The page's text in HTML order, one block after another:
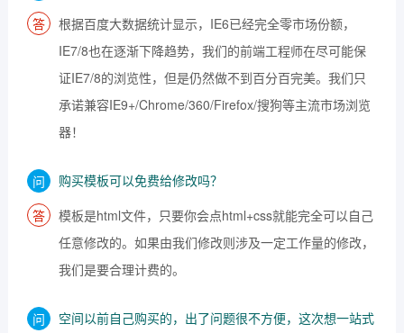
根据百度大数据统计显示，IE6已经完全零市场份额，
IE7/8也在逐渐下降趋势，我们的前端工程师在尽可能保
证IE7/8的浏览性，但是仍然做不到百分百完美。我们只
承诺兼容IE9+/Chrome/360/Firefox/搜狗等主流市场浏览
器！
购买模板可以免费给修改吗？
模板是html文件，只要你会点html+css就能完全可以自己
任意修改的。如果由我们修改则涉及一定工作量的修改，
我们是要合理计费的。
空间以前自己购买的，出了问题很不方便，这次想一站式